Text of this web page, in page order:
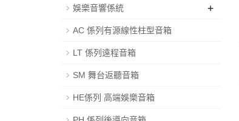
娛樂音響係統 +
AC 係列有源線性柱型音箱
LT 係列遠程音箱
SM 舞台返聽音箱
HE係列 高端娛樂音箱